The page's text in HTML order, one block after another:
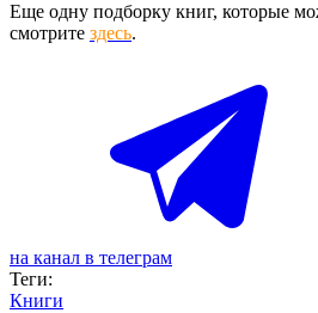
Еще одну подборку книг, которые
смотрите здесь.
на канал в телеграм
Теги:
Книги